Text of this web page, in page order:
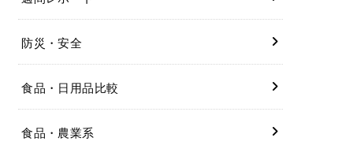
防災・安全
食品・日用品比較
食品・農業系